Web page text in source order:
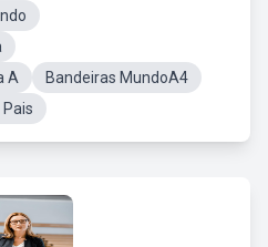
A
Bandeiras MundoA4